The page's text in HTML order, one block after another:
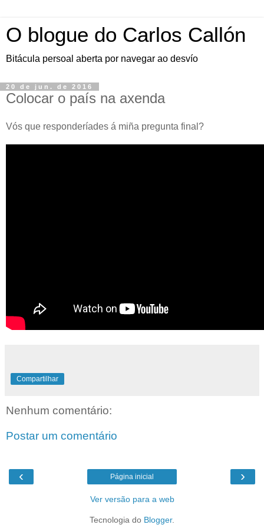
O blogue do Carlos Callón
Bitácula persoal aberta por navegar ao desvío
20 de jun. de 2016
Colocar o país na axenda
Vós que responderíades á miña pregunta final?
Compartilhar
Nenhum comentário:
Postar um comentário
‹ ›
Página inicial
Ver versão para a web
Tecnologia do Blogger.